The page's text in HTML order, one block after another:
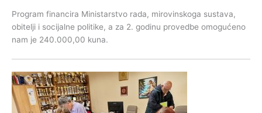
Program financira Ministarstvo rada, mirovinskoga sustava,
obitelji i socijalne politike, a za 2. godinu provedbe omogućeno
nam je 240.000,00 kuna.